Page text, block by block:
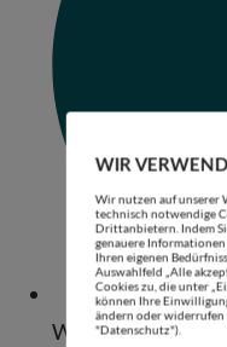
Was sie von ihren
WIR
Wir nutzen auf unserer
technisch notwendige
Drittanbietern. Indem
genauere
Ihren eigenen
Auswahlfeld „Alle
Cookies zu, die unter
können Ihre
ändern oder widerrufen
"Datenschutz").